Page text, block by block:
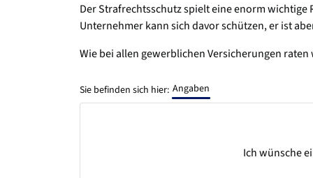
Der Strafrechtsschutz spielt eine enorm wichtige
Unternehmer kann sich davor schützen, er ist
Wie bei allen gewerblichen Versicherungen
Sie befinden sich hier: Angaben
Ich wünsche